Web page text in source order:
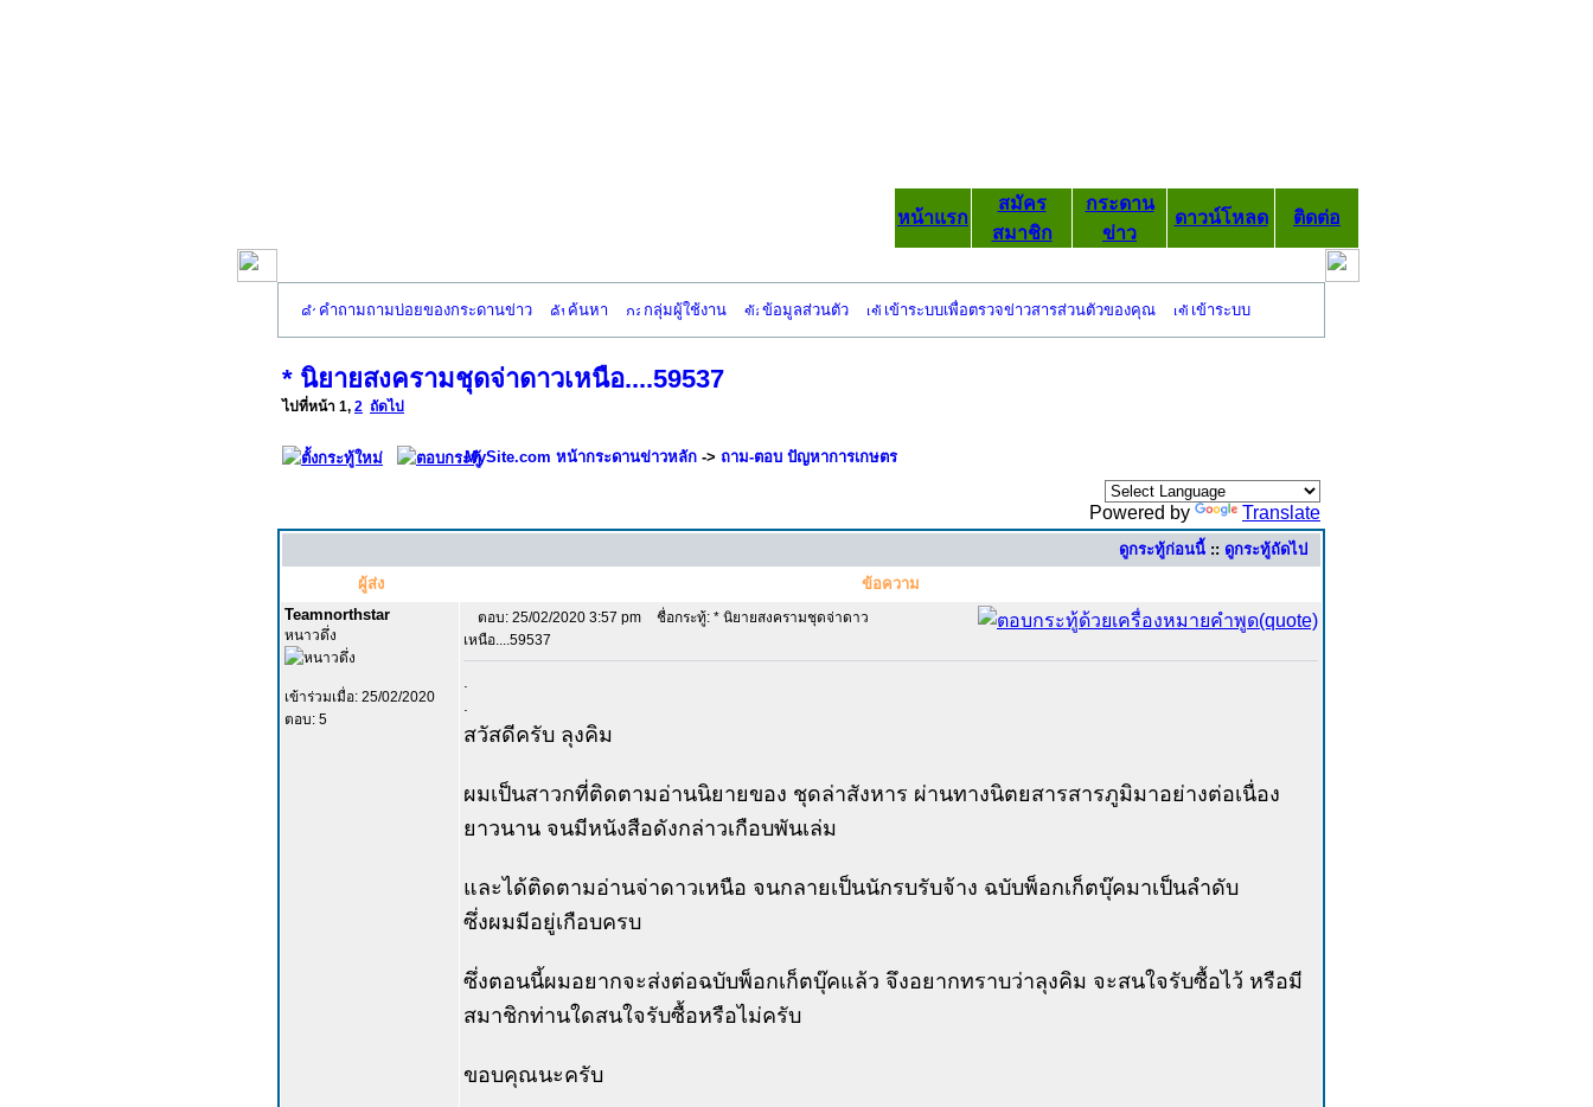
หน้าแรก
สมัคร
สมาชิก
กระดาน
ข่าว
ดาวน์โหลด ติดต่อ
คำถามถามบ่อยของกระดานข่าว ค้นหา กลุ่มผู้ใช้งาน ข้อมูลส่วนตัว เข้าระบบเพื่อตรวจข่าวสารส่วนตัวของคุณ เข้าระบบ
* นิยายสงครามชุดจ่าดาวเหนือ....59537
ไปที่หน้า 1, 2 ถัดไป
MySite.com หน้ากระดานข่าวหลัก -> ถาม-ตอบ ปัญหาการเกษตร
Powered by Translate
ดูกระทู้ก่อนนี้ :: ดูกระทู้ถัดไป
ผู้ส่ง
ข้อความ
Teamnorthstar
หนาวดึ่ง
เข้าร่วมเมื่อ: 25/02/2020
ตอบ: 5
ตอบ: 25/02/2020 3:57 pm
ชื่อกระทู้: * นิยายสงครามชุดจ่าดาว
เหนือ....59537
สวัสดีครับ ลุงคิม
ผมเป็นสาวกที่ติดตามอ่านนิยายของ ชุดล่าสังหาร ผ่านทางนิตยสารสารภูมิมาอย่างต่อเนื่อง
ยาวนาน จนมีหนังสือดังกล่าวเกือบพันเล่ม
และได้ติดตามอ่านจ่าดาวเหนือ จนกลายเป็นนักรบรับจ้าง ฉบับพ็อกเก็ตบุ๊คมาเป็นลำดับ
ซึ่งผมมีอยู่เกือบครบ
ซึ่งตอนนี้ผมอยากจะส่งต่อฉบับพ็อกเก็ตบุ๊คแล้ว จึงอยากทราบว่าลุงคิม จะสนใจรับซื้อไว้ หรือมี
สมาชิกท่านใดสนใจรับซื้อหรือไม่ครับ
ขอบคุณนะครับ